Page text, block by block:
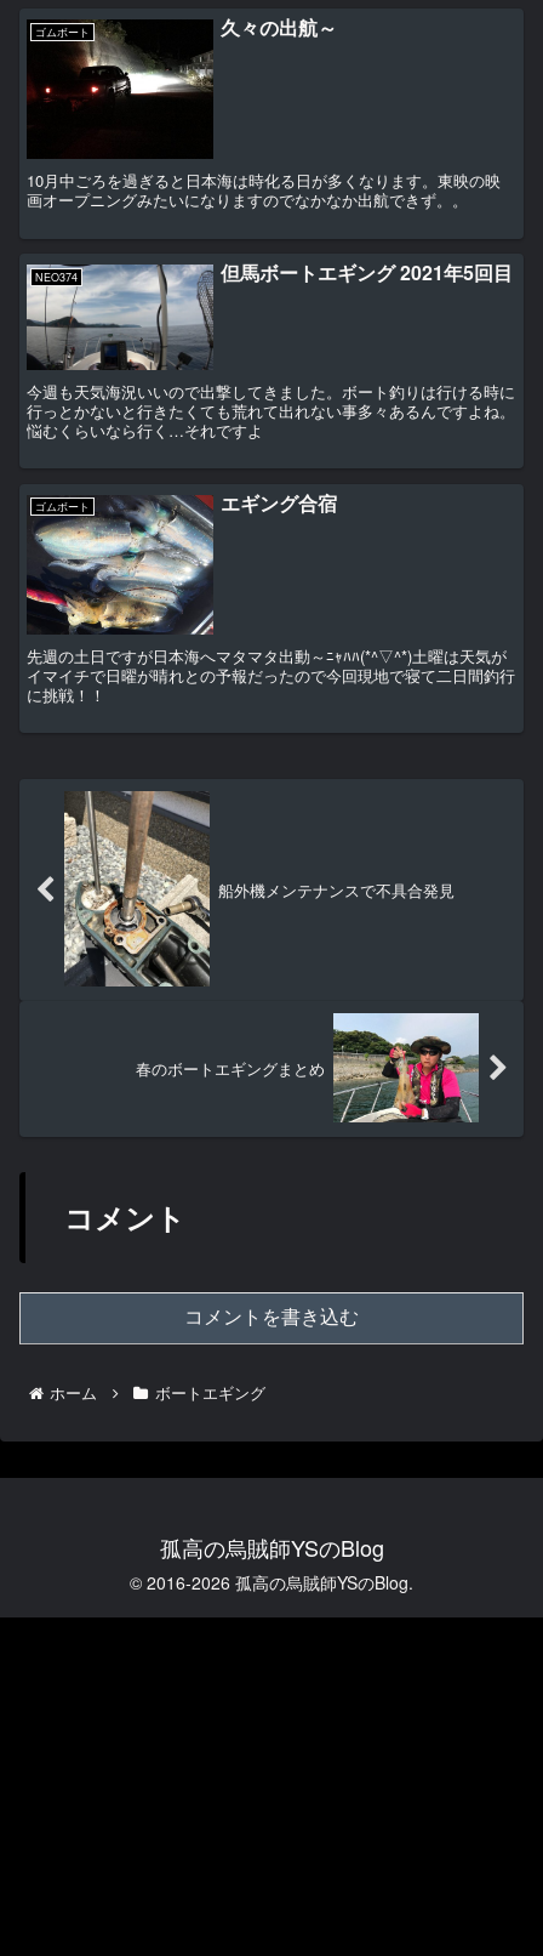
ゴムボート 久々の出航～
10月中ごろを過ぎると日本海は時化る日が多くなります。東映の映
画オープニングみたいになりますのでなかなか出航できず。。
NEO374 但馬ボートエギング 2021年5回目
今週も天気海況いいので出撃してきました。ボート釣りは行ける時に
行っとかないと行きたくても荒れて出れない事多々あるんですよね。
悩むくらいなら行く…それですよ
ゴムボート エギング合宿
先週の土日ですが日本海へマタマタ出動～ﾆｬﾊﾊ(*^▽^*)土曜は天気が
イマイチで日曜が晴れとの予報だったので今回現地で寝て二日間釣行
に挑戦！！
船外機メンテナンスで不具合発見
春のボートエギングまとめ
コメント
コメントを書き込む
ホーム ボートエギング
孤高の烏賊師YSのBlog
© 2016-2026 孤高の烏賊師YSのBlog.